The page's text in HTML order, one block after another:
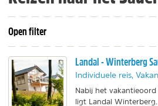
Open filter
Landal - Winterberg
Individuele reis,
Nabij het
ligt Landal